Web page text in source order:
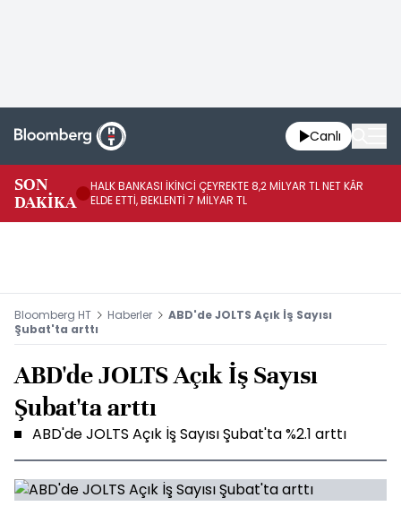
Canlı
SON
DAKİKA
HALK BANKASI İKİNCİ ÇEYREKTE 8,2 MİLYAR TL NET KÂR
ELDE ETTİ, BEKLENTİ 7 MİLYAR TL
Bloomberg HT Haberler
ABD'de JOLTS Açık İş Sayısı
Şubat'ta arttı
ABD'de JOLTS Açık İş Sayısı
Şubat'ta arttı
ABD'de JOLTS Açık İş Sayısı Şubat'ta %2.1 arttı